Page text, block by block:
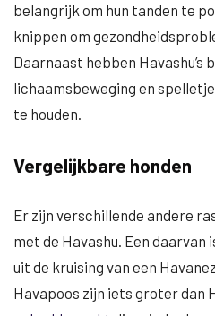
belangrijk om hun tanden te
knippen om
Daarnaast hebben
lichaamsbeweging en
te houden.
Vergelijkbare honden
Er zijn verschillende andere
met de Havashu. Een daarvan
uit de kruising van een
Havapoos zijn iets groter dan